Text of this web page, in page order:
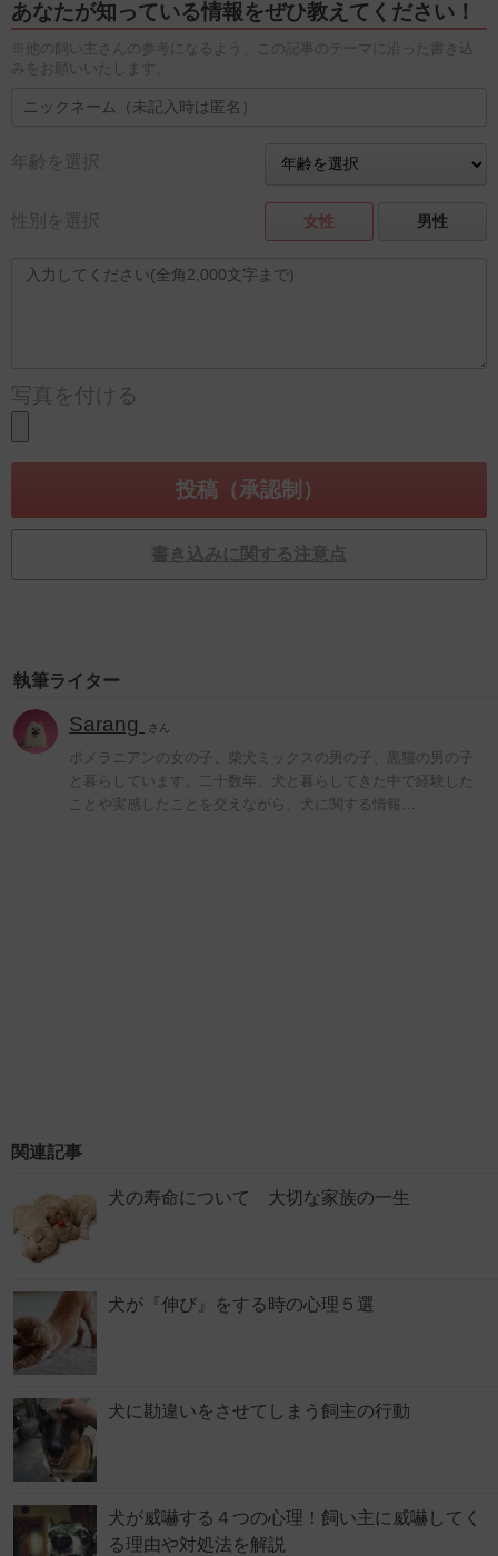
あなたが知っている情報をぜひ教えてください！
※他の飼い主さんの参考になるよう、この記事のテーマに沿った書き込
みをお願いいたします。
年齢を選択
性別を選択 女性 男性
写真を付ける
書き込みに関する注意点
執筆ライター
Sarang さん
ポメラニアンの女の子、柴犬ミックスの男の子、黒猫の男の子
と暮らしています。二十数年、犬と暮らしてきた中で経験した
ことや実感したことを交えながら、犬に関する情報…
関連記事
犬の寿命について 大切な家族の一生
犬が『伸び』をする時の心理５選
犬に勘違いをさせてしまう飼主の行動
犬が威嚇する４つの心理！飼い主に威嚇してく
る理由や対処法を解説